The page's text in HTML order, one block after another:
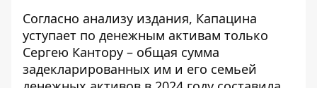
Согласно анализу издания, Капацина
уступает по денежным активам только
Сергею Кантору – общая сумма
задекларированных им и его семьей